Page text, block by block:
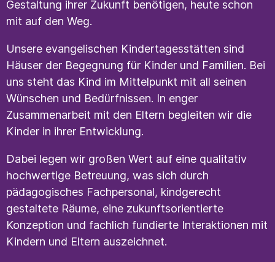
Gestaltung ihrer Zukunft benötigen, heute schon
mit auf den Weg.
Unsere evangelischen Kindertagesstätten sind
Häuser der Begegnung für Kinder und Familien. Bei
uns steht das Kind im Mittelpunkt mit all seinen
Wünschen und Bedürfnissen. In enger
Zusammenarbeit mit den Eltern begleiten wir die
Kinder in ihrer Entwicklung.
Dabei legen wir großen Wert auf eine qualitativ
hochwertige Betreuung, was sich durch
pädagogisches Fachpersonal, kindgerecht
gestaltete Räume, eine zukunftsorientierte
Konzeption und fachlich fundierte Interaktionen mit
Kindern und Eltern auszeichnet.